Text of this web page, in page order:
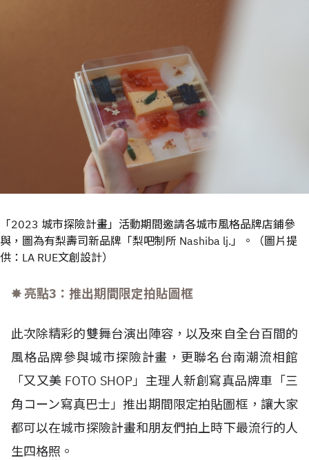
「2023 城市探險計畫」活動期間邀請各城市風格品牌店鋪參
與，圖為有梨壽司新品牌「梨吧制所 Nashiba lj.」。（圖片提
供：LA RUE文創設計）
✸ 亮點3：推出期間限定拍貼圖框
此次除精彩的雙舞台演出陣容，以及來自全台百間的
風格品牌參與城市探險計畫，更聯名台南潮流相館
「又又美 FOTO SHOP」主理人新創寫真品牌車「三
角コーン寫真巴士」推出期間限定拍貼圖框，讓大家
都可以在城市探險計畫和朋友們拍上時下最流行的人
生四格照。